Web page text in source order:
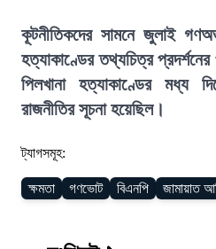
কূটনীতিকদের সামনে জুলাই
হত্যাকাণ্ডের তথ্যচিত্র
পিলখানা হত্যাকাণ্ডের মধ্য
রাজনীতির সূচনা হয়েছিল।
ট্যাগসমূহ:
ক্ষমতা গণভোট বিএনপি জামায়াত